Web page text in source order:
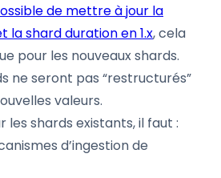
de mettre à jour la
la shard duration en 1.x, cela
pour les nouveaux shards.
ne seront pas “restructurés”
valeurs.
les shards existants, il faut :
d’ingestion de